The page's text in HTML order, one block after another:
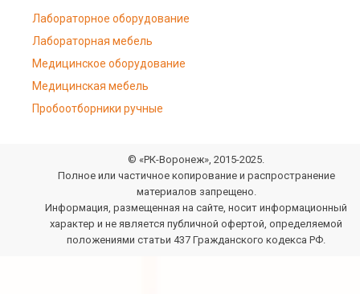
Лабораторное оборудование
Лабораторная мебель
Медицинское оборудование
Медицинская мебель
Пробоотборники ручные
© «РК-Воронеж», 2015-2025.
Полное или частичное копирование и распространение
материалов запрещено.
Информация, размещенная на сайте, носит информационный
характер и не является публичной офертой, определяемой
положениями статьи 437 Гражданского кодекса РФ.